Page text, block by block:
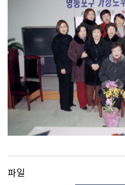
파일